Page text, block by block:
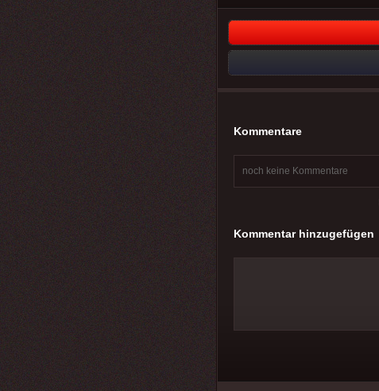
Kommentare
noch keine Kommentare
Kommentar hinzugefügen